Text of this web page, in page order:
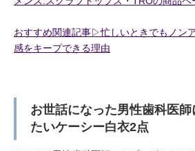
おすすめ関連記事▷忙しいときでもノン
感をキープできる理由
お世話になった男性歯科医
たいケーシー白衣2点